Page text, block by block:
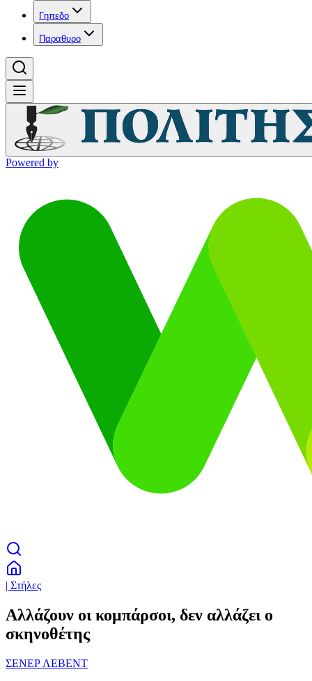
Γηπεδο
Παραθυρο
Powered by
| Στήλες
Αλλάζουν οι κομπάρσοι, δεν αλλάζει ο
σκηνοθέτης
ΣΕΝΕΡ ΛΕΒΕΝΤ